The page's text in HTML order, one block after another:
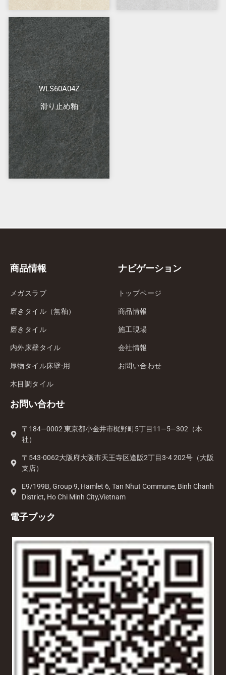
WLS60A04Z
滑り止め釉
商品情報
メガスラブ
磨きタイル（無釉）
磨きタイル
内外床壁タイル
厚物タイル床壁·用
木目調タイル
ナビゲーション
トップページ
商品情報
施工現場
会社情報
お問い合わせ
お問い合わせ
〒184—0002 東京都小金井市梶野町5丁目11—5—302（本
社）
〒543-0062大阪府大阪市天王寺区逢阪2丁目3-4 202号（大阪
支店）
E9/199B, Group 9, Hamlet 6, Tan Nhut Commune, Binh Chanh
District, Ho Chi Minh City,Vietnam
電子ブック